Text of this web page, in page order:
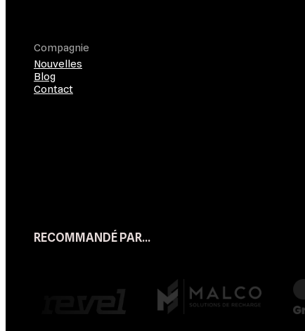
Compagnie
Nouvelles
Blog
Contact
RECOMMANDÉ PAR…